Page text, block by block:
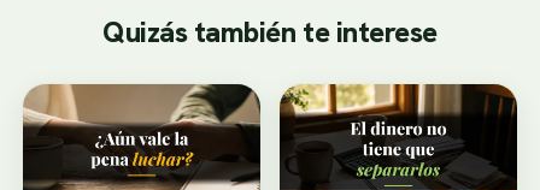
Quizás también te interese